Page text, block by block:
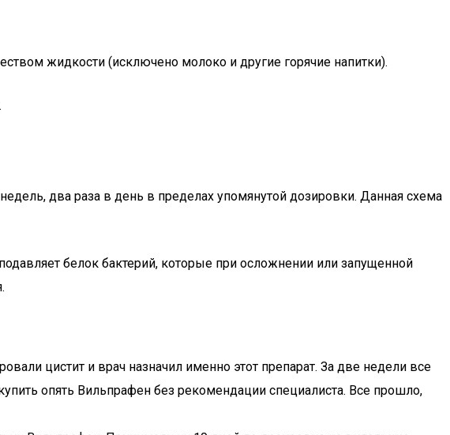
жидкости (исключено молоко и другие горячие напитки).
два раза в день в пределах упомянутой дозировки. Данная схема
белок бактерий, которые при осложнении или запущенной
цистит и врач назначил именно этот препарат. За две недели все
опять Вильпрафен без рекомендации специалиста. Все прошло,